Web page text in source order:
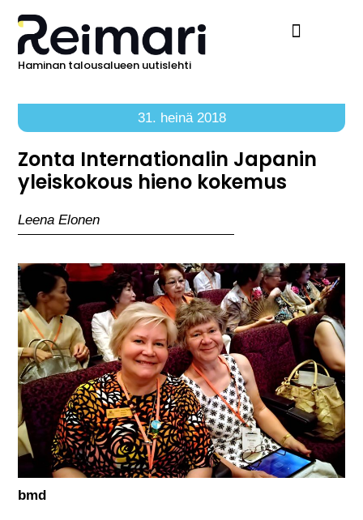
Haminan talousalueen uutislehti
31. heinä 2018
Zonta Internationalin Japanin
yleiskokous hieno kokemus
Leena Elonen
bmd